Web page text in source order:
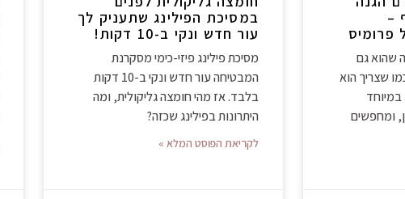
–
שהוא גם
שצריך הוא
ומחפשים
במסיכת הפילינג שתעניק לך
עור חדש ונקי ב-10 דקות!
מסיכת פילינג פיזי-כימי מסקרנת
המבטיחה עור חדש ונקי ב-10 דקות
בלבד. אז מהי חומצה גליקולית, ומה
היתרונות בפילינג שכזה?
לקריאת הפוסט המלא »